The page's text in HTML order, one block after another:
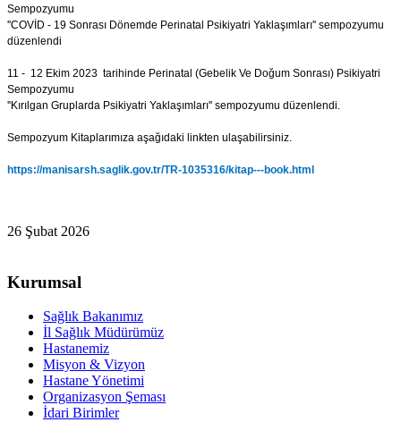
Sempozyumu
''COVİD - 19 Sonrası Dönemde Perinatal Psikiyatri Yaklaşımları'' sempozyumu
düzenlendi
11 - 12 Ekim 2023 tarihinde Perinatal (Gebelik Ve Doğum Sonrası) Psikiyatri
Sempozyumu
''Kırılgan Gruplarda Psikiyatri Yaklaşımları'' sempozyumu düzenlendi.
Sempozyum Kitaplarımıza aşağıdaki linkten ulaşabilirsiniz.
https://manisarsh.saglik.gov.tr/TR-1035316/kitap---book.html
26 Şubat 2026
Kurumsal
Sağlık Bakanımız
İl Sağlık Müdürümüz
Hastanemiz
Misyon & Vizyon
Hastane Yönetimi
Organizasyon Şeması
İdari Birimler